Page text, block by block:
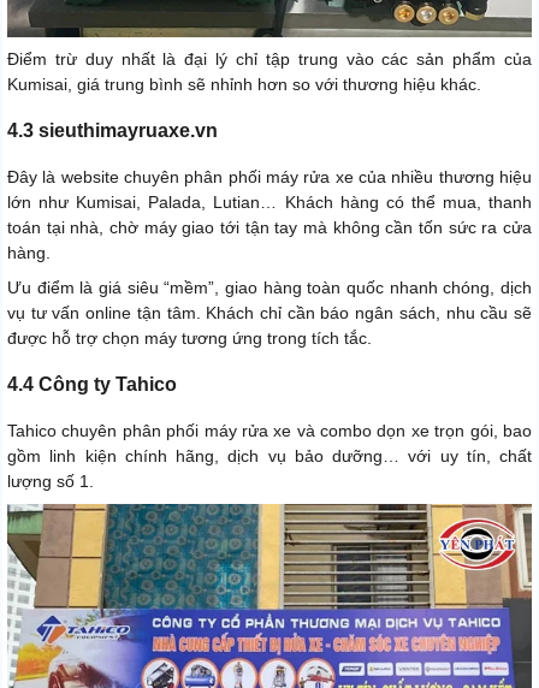
Điểm trừ duy nhất là đại lý chỉ tập trung vào các sản phẩm của
Kumisai, giá trung bình sẽ nhỉnh hơn so với thương hiệu khác.
4.3 sieuthimayruaxe.vn
Đây là website chuyên phân phối máy rửa xe của nhiều thương hiệu
lớn như Kumisai, Palada, Lutian… Khách hàng có thể mua, thanh
toán tại nhà, chờ máy giao tới tận tay mà không cần tốn sức ra cửa
hàng.
Ưu điểm là giá siêu “mềm”, giao hàng toàn quốc nhanh chóng, dịch
vụ tư vấn online tận tâm. Khách chỉ cần báo ngân sách, nhu cầu sẽ
được hỗ trợ chọn máy tương ứng trong tích tắc.
4.4 Công ty Tahico
Tahico chuyên phân phối máy rửa xe và combo dọn xe trọn gói, bao
gồm linh kiện chính hãng, dịch vụ bảo dưỡng… với uy tín, chất
lượng số 1.